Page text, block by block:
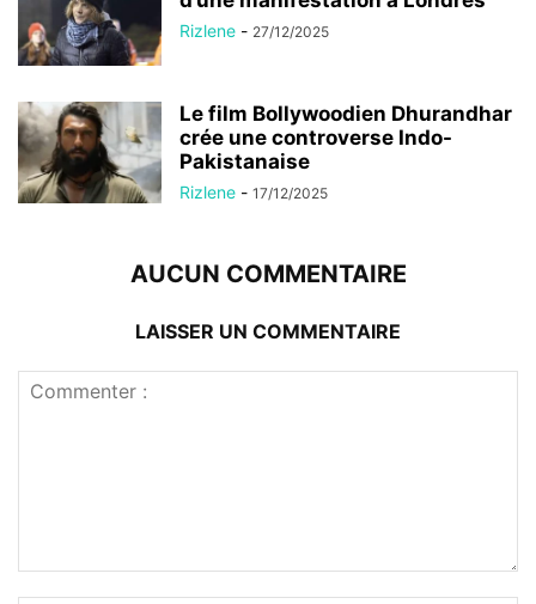
Rizlene - 27/12/2025
Le film Bollywoodien Dhurandhar
crée une controverse Indo-
Pakistanaise
Rizlene - 17/12/2025
AUCUN COMMENTAIRE
LAISSER UN COMMENTAIRE